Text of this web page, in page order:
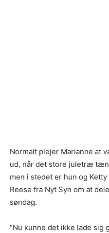
Normalt plejer Marianne at
ud, når det store juletræ
men i stedet er hun og
Reese fra Nyt Syn om at
søndag.
“Nu kunne det ikke lade sig